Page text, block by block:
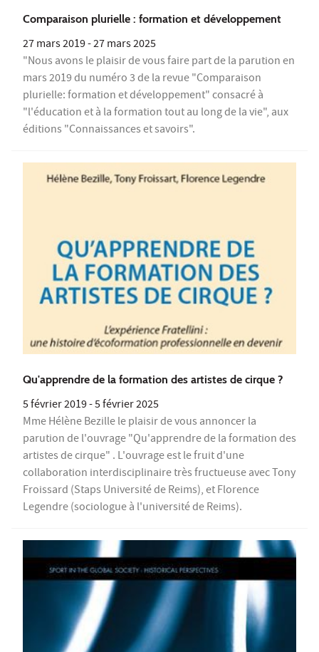
Comparaison plurielle : formation et développement
27 mars 2019-27 mars 2025
"Nous avons le plaisir de vous faire part de la parution en
mars 2019 du numéro 3 de la revue "Comparaison
plurielle: formation et développement" consacré à
"l'éducation et à la formation tout au long de la vie", aux
éditions "Connaissances et savoirs".
Qu'apprendre de la formation des artistes de cirque ?
5 février 2019-5 février 2025
Mme Hélène Bezille le plaisir de vous annoncer la
parution de l'ouvrage "Qu'apprendre de la formation des
artistes de cirque" . L'ouvrage est le fruit d'une
collaboration interdisciplinaire très fructueuse avec Tony
Froissard (Staps Université de Reims), et Florence
Legendre (sociologue à l'université de Reims).